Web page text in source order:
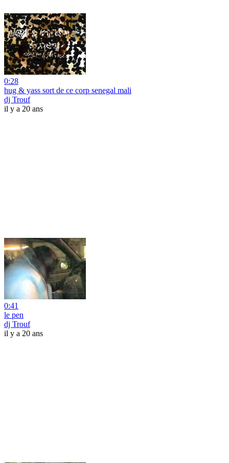
0:28
hug & yass sort de ce corp senegal mali
dj Trouf
il y a 20 ans
0:41
le pen
dj Trouf
il y a 20 ans